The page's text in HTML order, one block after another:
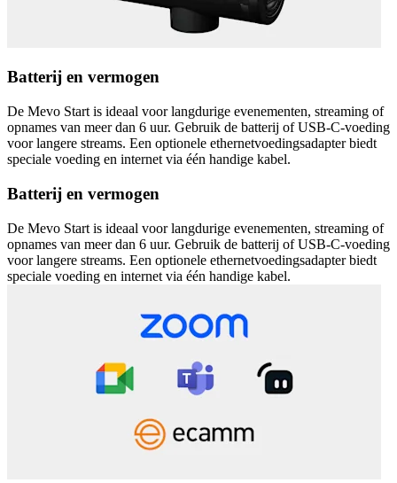
Batterij en vermogen
De Mevo Start is ideaal voor langdurige evenementen, streaming of
opnames van meer dan 6 uur. Gebruik de batterij of USB-C-voeding
voor langere streams. Een optionele ethernetvoedingsadapter biedt
speciale voeding en internet via één handige kabel.
Batterij en vermogen
De Mevo Start is ideaal voor langdurige evenementen, streaming of
opnames van meer dan 6 uur. Gebruik de batterij of USB-C-voeding
voor langere streams. Een optionele ethernetvoedingsadapter biedt
speciale voeding en internet via één handige kabel.